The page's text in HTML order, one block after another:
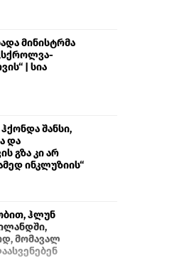
მინისტრმა
| სია
შანსი,
და
გზა კი არ
ინკლუზიის“
ჰლუნ
მომავალ